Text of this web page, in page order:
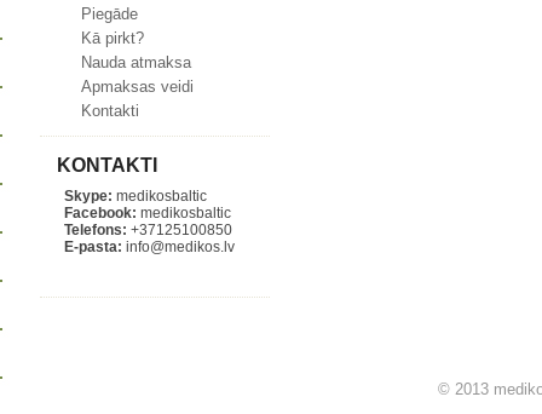
Piegāde
Kā pirkt?
Nauda atmaksa
Apmaksas veidi
Kontakti
KONTAKTI
Skype: medikosbaltic
Facebook: medikosbaltic
Telefons: +37125100850
E-pasta: info@medikos.lv
© 2013